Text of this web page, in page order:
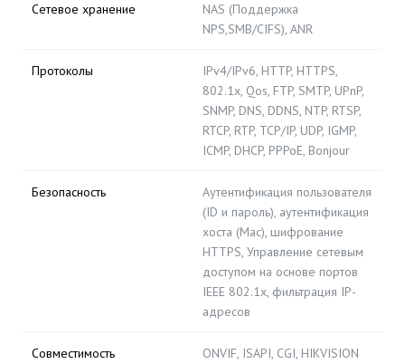
Сетевое хранение
NAS (Поддержка
NPS,SMB/CIFS), ANR
Протоколы
IPv4/IPv6, HTTP, HTTPS,
802.1x, Qos, FTP, SMTP, UPnP,
SNMP, DNS, DDNS, NTP, RTSP,
RTCP, RTP, TCP/IP, UDP, IGMP,
ICMP, DHCP, PPPoE, Bonjour
Безопасность
Аутентификация пользователя
(ID и пароль), аутентификация
хоста (Mac), шифрование
HTTPS, Управление сетевым
доступом на основе портов
IEEE 802.1x, фильтрация IP-
адресов
Совместимость
ONVIF, ISAPI, CGI, HIKVISION